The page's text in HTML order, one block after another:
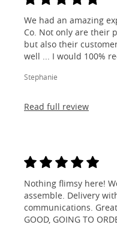
We had an amazing
Co. Not only are their
but also their
well ... I would 100%
Stephanie
Read full review
Nothing flimsy here!
assemble. Delivery
communications.
GOOD, GOING TO